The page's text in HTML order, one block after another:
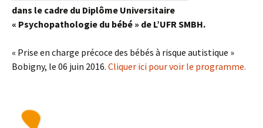
dans le cadre du Diplôme Universitaire
« Psychopathologie du bébé » de L’UFR SMBH.
« Prise en charge précoce des bébés à risque autistique »
Bobigny, le 06 juin 2016. Cliquer ici pour voir le programme.